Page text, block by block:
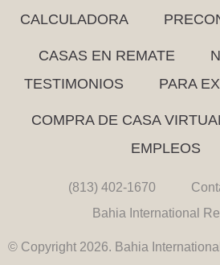
CALCULADORA
CASAS EN REMATE
TESTIMONIOS
PARA
COMPRA DE CASA
EMPLEOS
(813) 402-1670
Bahia International
© Copyright 2026. Bahia